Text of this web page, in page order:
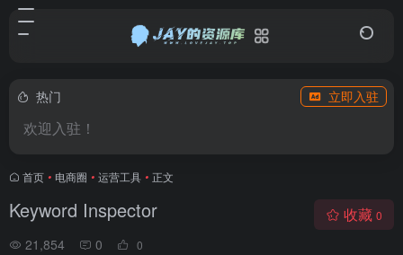
热门 立即入驻
欢迎入驻！
首页 • 电商圈 • 运营工具 • 正文
Keyword Inspector
21,854 0 0
收藏 0